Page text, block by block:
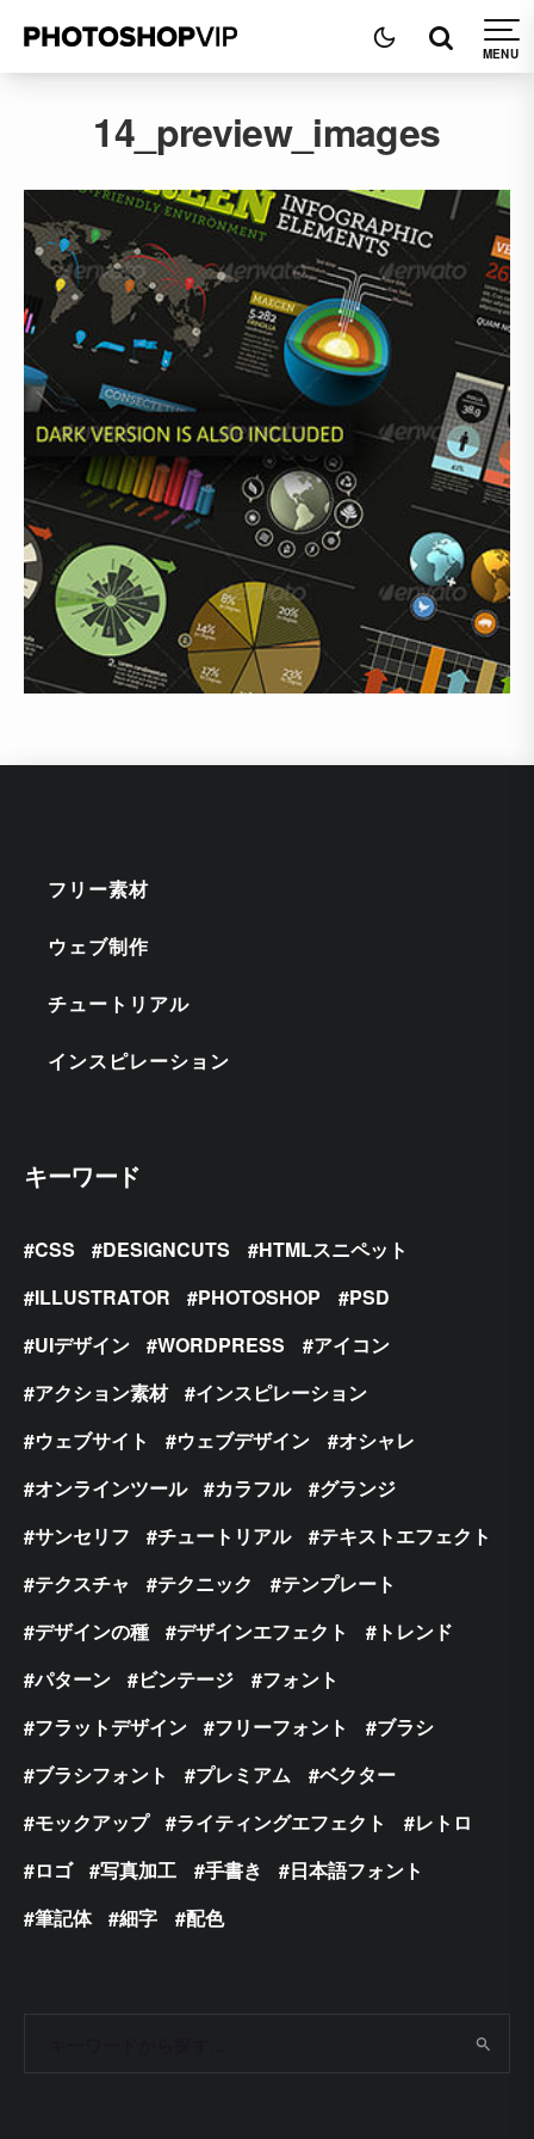
14_preview_images
フリー素材
ウェブ制作
チュートリアル
インスピレーション
キーワード
CSS DESIGNCUTS
HTMLスニペット
ILLUSTRATOR
PHOTOSHOP
PSD
UIデザイン
WORDPRESS
アイコン
アクション素材
インスピレーション
ウェブサイト
ウェブデザイン
オシャレ
オンラインツール
カラフル
グランジ
サンセリフ
チュートリアル
テキストエフェクト
テクスチャ
テクニック
テンプレート
デザインの種
デザインエフェクト
トレンド
パターン
ビンテージ
フォント
フラットデザイン
フリーフォント
ブラシ
ブラシフォント
プレミアム
ベクター
モックアップ
ライティングエフェクト
レトロ
ロゴ
写真加工 手書き
日本語フォント
筆記体
細字 配色